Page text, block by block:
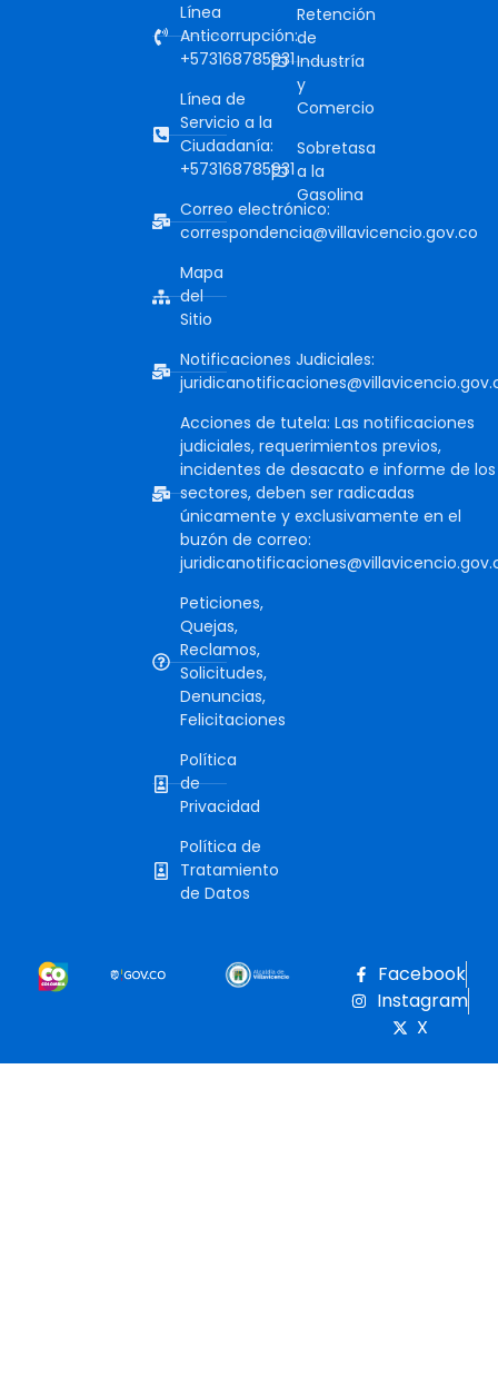
Línea
Anticorrupción:
+573168785931
Línea de
Servicio a la
Ciudadanía:
+573168785931
Correo electrónico:
correspondencia@villavicencio.gov.co
Mapa
del
Sitio
Notificaciones Judiciales:
Acciones de tutela: Las notificaciones
judiciales, requerimientos previos,
incidentes de desacato e informe de los
sectores, deben ser radicadas
únicamente y exclusivamente en el
buzón de correo:
Peticiones,
Quejas,
Reclamos,
Solicitudes,
Denuncias,
Felicitaciones
Política
de
Privacidad
Política de
Tratamiento
de Datos
Retención
de
Industría
y
Comercio
Sobretasa
a la
Gasolina
Facebook
Instagram
X